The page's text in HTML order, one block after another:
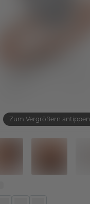
Zum Vergrößern antippen